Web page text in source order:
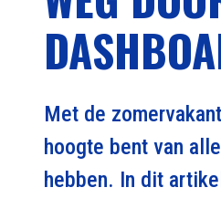
Met de
hoogte bent van
hebben. In dit